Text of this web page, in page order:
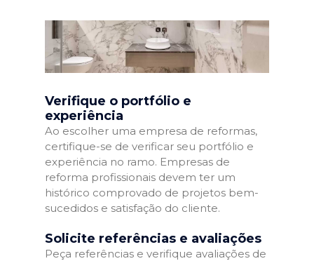
Verifique o portfólio e
experiência
Ao escolher uma empresa de reformas,
certifique-se de verificar seu portfólio e
experiência no ramo. Empresas de
reforma profissionais devem ter um
histórico comprovado de projetos bem-
sucedidos e satisfação do cliente.
Solicite referências e avaliações
Peça referências e verifique avaliações de